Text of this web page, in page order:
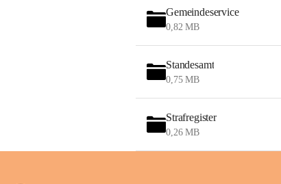
Gemeindeservice
0,82 MB
Standesamt
0,75 MB
Strafregister
0,26 MB